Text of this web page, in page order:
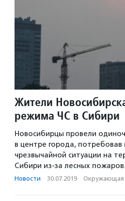
Жители
режима ЧС в Сибири
Новосибирцы провели
в центре города, потребовав
чрезвычайной ситуации на
Сибири из-за лесных пожаров.
Новости · 30.07.2019 · Окружающая